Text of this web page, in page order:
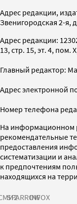
Адрес редакции,
Звенигородская 2-я,
Адрес редакции:
13, стр. 15, эт. 4, пом.
Главный редактор:
Адрес электронной
Номер телефона
На информационном
рекомендательные
предоставления
систематизации и
к предпочтениям
находящихся на
SPARROWINFOX